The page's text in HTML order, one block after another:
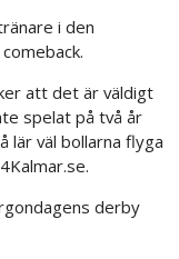
i den
att det är väldigt
spelat på två år
lär väl bollarna flyga
derby